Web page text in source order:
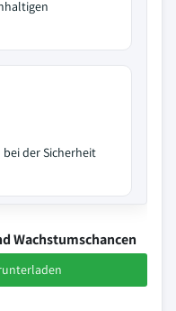
der Sicherheit
Wachstumschancen